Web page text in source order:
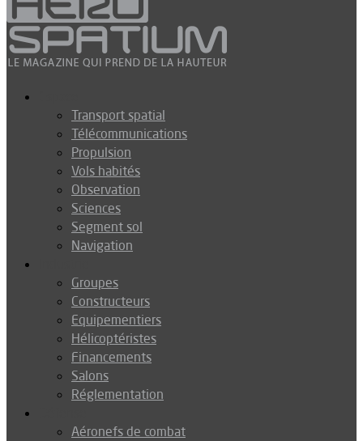
Transport spatial
Télécommunications
Propulsion
Vols habités
Observation
Sciences
Segment sol
Navigation
Groupes
Constructeurs
Equipementiers
Hélicoptéristes
Financements
Salons
Réglementation
Aéronefs de combat